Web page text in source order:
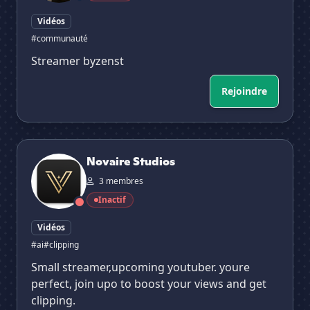
Vidéos
#communauté
Streamer byzenst
Rejoindre
Novaire Studios
Novaire Studios
3 membres
Inactif
Vidéos
#ai#clipping
Small streamer,upcoming youtuber. youre
perfect, join upo to boost your views and get
clipping.